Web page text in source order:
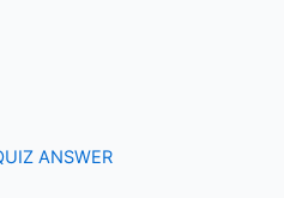
ANSWER